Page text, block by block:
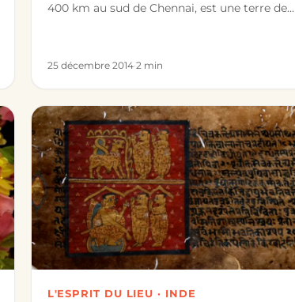
400 km au sud de Chennai, est une terre de
25 décembre 2014·2 min
L'ESPRIT DU LIEU · INDE